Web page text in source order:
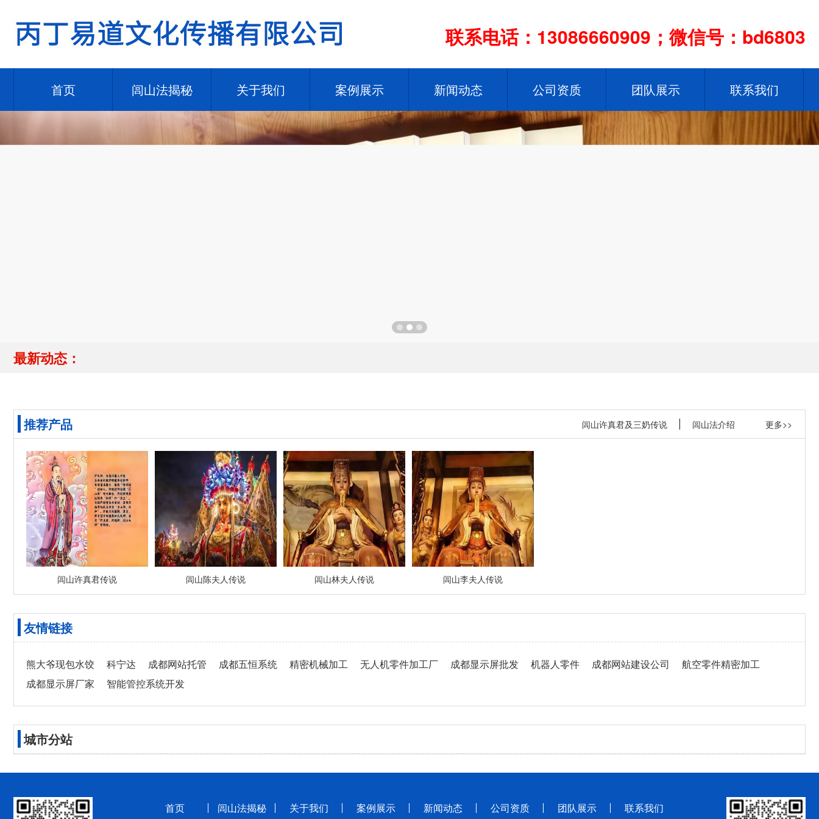
联系电话：13086660909；微信号：bd6803
首页 闾山法揭秘 关于我们 案例展示 新闻动态 公司资质 团队展示 联系我们
最新动态：
推荐产品 更多>>
闾山许真君及三奶传说 闾山法介绍
闾山许真君传说 闾山陈夫人传说 闾山林夫人传说 闾山李夫人传说
友情链接
熊大爷现包水饺 科宁达 成都网站托管 成都五恒系统 精密机械加工 无人机零件加工厂 成都显示屏批发 机器人零件 成都网站建设公司
航空零件精密加工
成都显示屏厂家
智能管控系统开发
城市分站
首页 闾山法揭秘 关于我们 案例展示 新闻动态 公司资质 团队展示 联系我们